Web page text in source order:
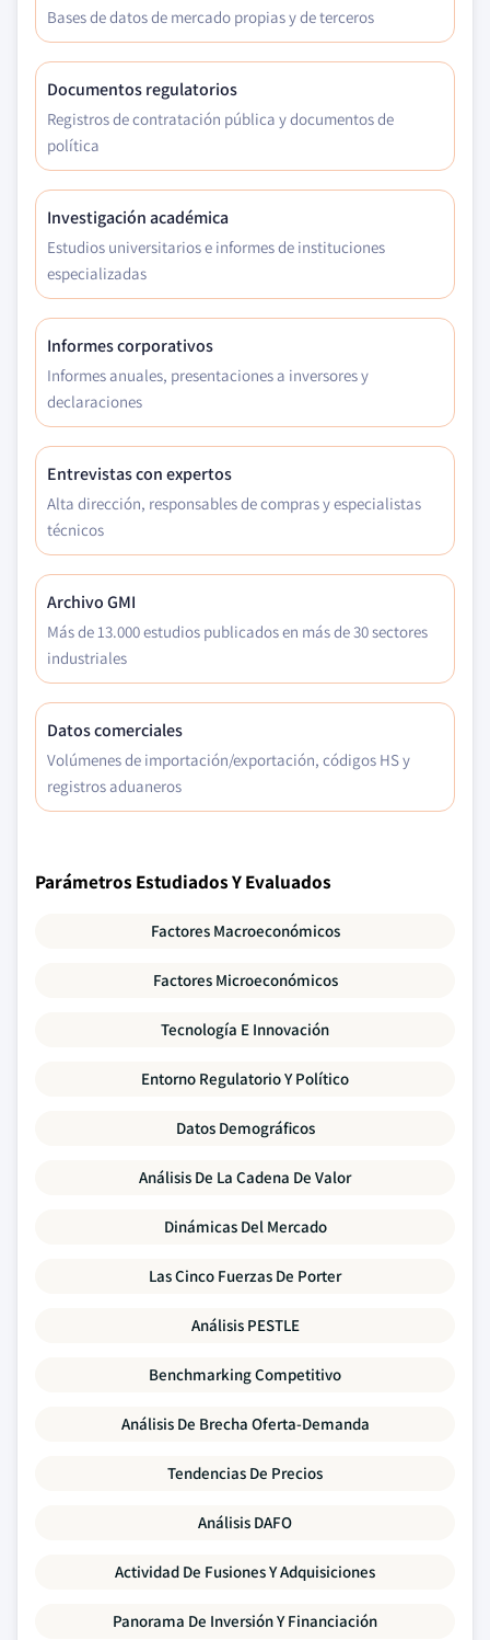
Bases de datos de mercado propias y de terceros
Documentos regulatorios
Registros de contratación pública y documentos de
política
Investigación académica
Estudios universitarios e informes de instituciones
especializadas
Informes corporativos
Informes anuales, presentaciones a inversores y
declaraciones
Entrevistas con expertos
Alta dirección, responsables de compras y especialistas
técnicos
Archivo GMI
Más de 13.000 estudios publicados en más de 30 sectores
industriales
Datos comerciales
Volúmenes de importación/exportación, códigos HS y
registros aduaneros
Parámetros Estudiados Y Evaluados
Factores Macroeconómicos
Factores Microeconómicos
Tecnología E Innovación
Entorno Regulatorio Y Político
Datos Demográficos
Análisis De La Cadena De Valor
Dinámicas Del Mercado
Las Cinco Fuerzas De Porter
Análisis PESTLE
Benchmarking Competitivo
Análisis De Brecha Oferta-Demanda
Tendencias De Precios
Análisis DAFO
Actividad De Fusiones Y Adquisiciones
Panorama De Inversión Y Financiación